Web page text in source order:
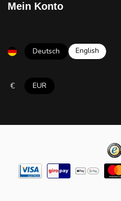
Mein Konto
Deutsch English
€ EUR